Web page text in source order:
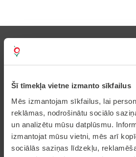
Šī tīmekļa vietne izmanto sīkfailus
Mēs izmantojam sīkfailus, lai
reklāmas, nodrošinātu sociālo
un analizētu mūsu datplūsmu.
izmantojat mūsu vietni, mēs arī
sociālās saziņas līdzekļu,
Pakalpojumi
Dzīvesvietas deklarēšana